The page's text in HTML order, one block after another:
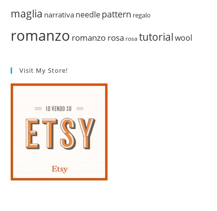
maglia narrativa needlepattern regalo
romanzo romanzo rosa rosa tutorial wool
Visit My Store!